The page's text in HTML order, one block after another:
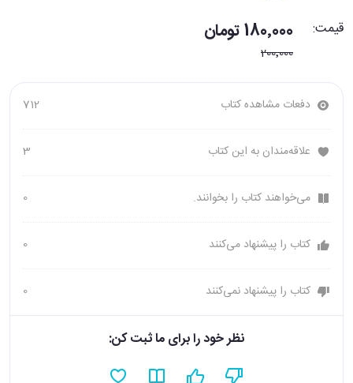
قیمت: 180٬000 تومان
200٬000
دفعات مشاهده کتاب 712
علاقه‌مندان به این کتاب 3
می‌خواهند کتاب را بخوانند. 0
کتاب را پیشنهاد می‌کنند 0
کتاب را پیشنهاد نمی‌کنند 0
نظر خود را برای ما ثبت کن: